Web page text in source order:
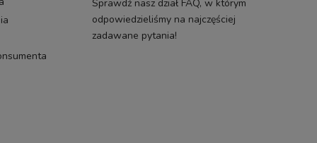
Sprawdź nasz dział FAQ, w którym
odpowiedzieliśmy na najczęściej
zadawane pytania!